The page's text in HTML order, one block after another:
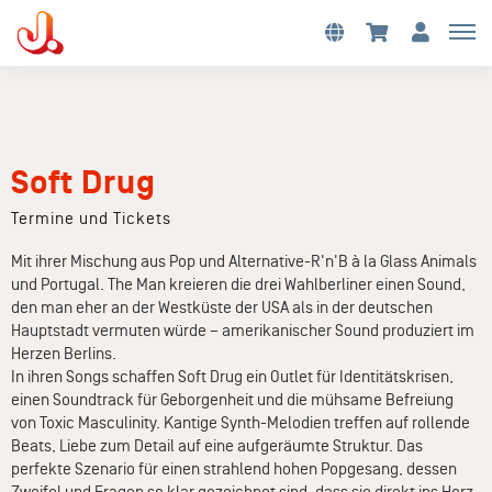
Soft Drug
Termine und Tickets
Mit ihrer Mischung aus Pop und Alternative-R'n'B à la Glass Animals
und Portugal. The Man kreieren die drei Wahlberliner einen Sound,
den man eher an der Westküste der USA als in der deutschen
Hauptstadt vermuten würde – amerikanischer Sound produziert im
Herzen Berlins.
In ihren Songs schaffen Soft Drug ein Outlet für Identitätskrisen,
einen Soundtrack für Geborgenheit und die mühsame Befreiung
von Toxic Masculinity. Kantige Synth-Melodien treffen auf rollende
Beats, Liebe zum Detail auf eine aufgeräumte Struktur. Das
perfekte Szenario für einen strahlend hohen Popgesang, dessen